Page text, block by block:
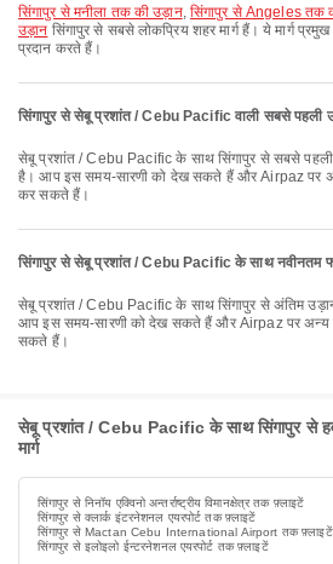
सिंगापुर से मनीला तक की उड़ान, सिंगापुर से Angeles तक
उड़ान सिंगापुर से सबसे लोकप्रिय शहर मार्ग हैं। ये मार्ग
प्रदान करते हैं।
सिंगापुर से सेबू प्रशांत / Cebu Pacific वाली सबसे पहली
सेबू प्रशांत / Cebu Pacific के साथ सिंगापुर से सबसे पहली उड़ान 01:10 बजे प्रस्थान करती
है। आप इस समय-सारणी को देख सकते हैं और Airpaz पर
कर सकते हैं।
सिंगापुर से सेबू प्रशांत / Cebu Pacific के साथ नवीनतम
सेबू प्रशांत / Cebu Pacific के साथ सिंगापुर से अंतिम उड़ान 18:25 बजे प्रस्थान करती है।
आप इस समय-सारणी को देख सकते हैं और Airpaz पर अन्य
सकते हैं।
सेबू प्रशांत / Cebu Pacific के साथ सिंगापुर से
मार्ग
सिंगापुर से निनॉय एक्विनो अन्तर्राष्ट्रीय विमानक्षेत्र तक फ़्लाइटें
सिंगापुर से क्लार्क इंटरनेशनल एयरपोर्ट तक फ़्लाइटें
सिंगापुर से Mactan Cebu International Airport तक फ़्लाइटें
सिंगापुर से इलोइलो ईन्टरनेशनल एयरपोर्ट तक फ़्लाइटें